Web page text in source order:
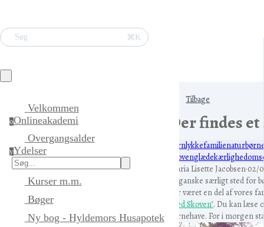
Søg ⌘K
Velkommen
oOnlineakademi
Overgangsalder
yYdelser
Kurser m.m.
Bøger
Ny bog - Hyldemors Husapotek
Tilbage
Der findes
børnlykkefamilienatur
skovenglædekærlighed
Maria Lisette Jacobsen·02/
Et ganske særligt sted for
har været en del af vores
"Ved Skoven". Du kan læse
børnehave. For i morgen